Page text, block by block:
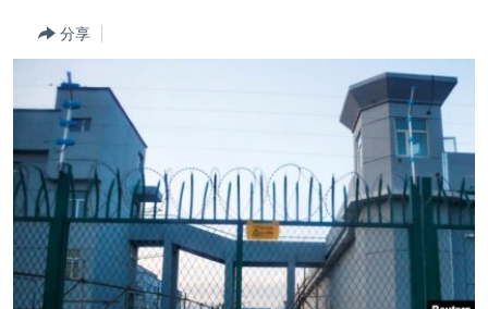
到
航
转
到
检
索
最新国际新闻
印太
中东
欧洲
非洲
美洲
全球议题
分类新闻
经济·金融·贸易
人权·法律·宗教
科教·文娱·体健
军事
劳工
环境
美中关系
热点专题
白宫要闻
国会报道
美中关系
美国建国250周年
VOA视频
VOA今日焦点
中文广播
关注我们
分享